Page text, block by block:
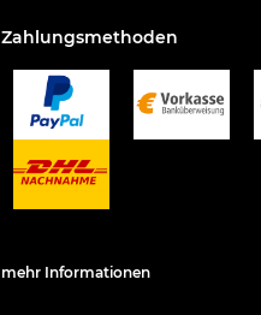
Zahlungsmethoden
mehr Informationen